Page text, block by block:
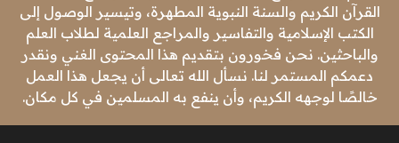
القرآن الكريم والسنة النبوية المطهرة، وتيسير الوصول إلى
الكتب الإسلامية والتفاسير والمراجع العلمية لطلاب العلم
والباحثين. نحن فخورون بتقديم هذا المحتوى الغني ونقدر
دعمكم المستمر لنا. نسأل الله تعالى أن يجعل هذا العمل
خالصًا لوجهه الكريم، وأن ينفع به المسلمين في كل مكان.